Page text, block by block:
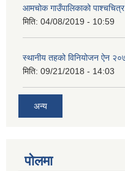
आमचोक गाउँपालिकाको पाश्चचित्र
मिति: 04/08/2019 - 10:59
स्थानीय तहको विनियोजन ऐन
मिति: 09/21/2018 - 14:03
अन्य
पोलमा